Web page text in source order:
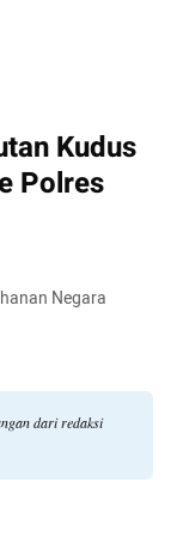
Kudus
Polres
Negara
dari redaksi